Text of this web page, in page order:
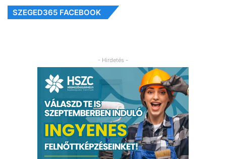
SZEGED365 FACEBOOK
- Hirdetés -